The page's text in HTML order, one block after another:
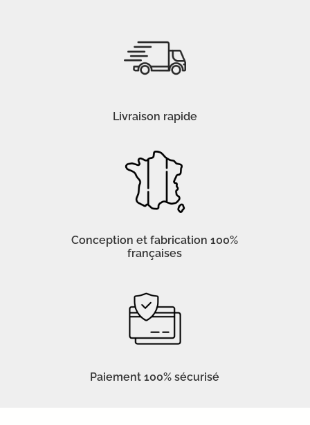
Livraison rapide
Conception et fabrication 100%
françaises
Paiement 100% sécurisé